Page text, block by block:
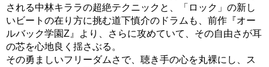
される中林キララの超絶テクニックと、「ロック」の新し
いビートの在り方に挑む道下慎介のドラムも、前作『オー
ルバック学園Z』より、さらに攻めていて、その自由さが耳
の芯を心地良く揺さぶる。
その勇ましいフリーダムさで、聴き手の心を丸裸にし、ス